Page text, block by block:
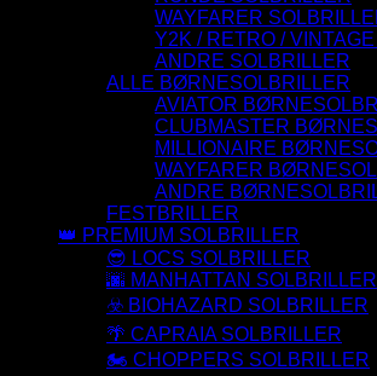
WAYFARER
Y2K / RETRO /
ANDRE SOLBRILLER
ALLE BØRNESOLBRILLER
AVIATOR
CLUBMASTER
MILLIONAIRE
WAYFARER
ANDRE
FESTBRILLER
👑 PREMIUM SOLBRILLER
😎 LOCS SOLBRILLER
🌆 MANHATTAN SOLBRILLER
☣️ BIOHAZARD SOLBRILLER
🌴 CAPRAIA SOLBRILLER
🏍️ CHOPPERS SOLBRILLER